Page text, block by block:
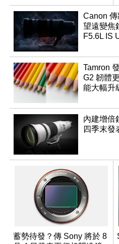
行修復
Canon
望遠變焦
F5.6L IS
Tamron
G2 韌體
能大幅升
內建增倍
四季末發
蓄勢待發？傳 Sony 將於 8